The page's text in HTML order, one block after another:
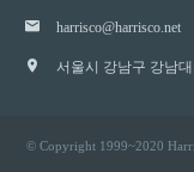
harrisco@harrisco.net
서울시 강남구 강남
© Copyright 1999~2020